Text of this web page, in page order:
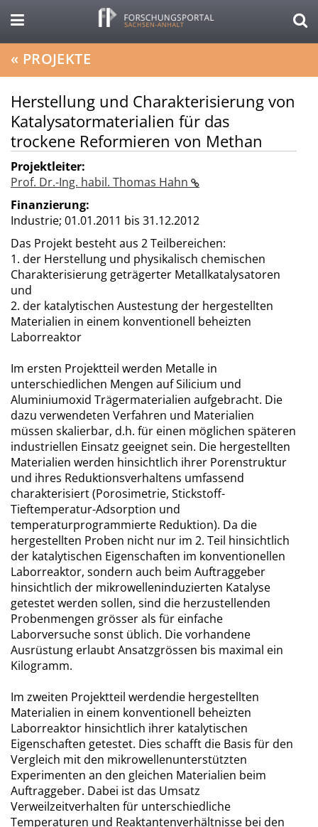
« PROJEKTE
Herstellung und Charakterisierung von
Katalysatormaterialien für das
trockene Reformieren von Methan
Projektleiter:
Prof. Dr.-Ing. habil. Thomas Hahn
Finanzierung:
Industrie; 01.01.2011 bis 31.12.2012
Das Projekt besteht aus 2 Teilbereichen:
1. der Herstellung und physikalisch chemischen
Charakterisierung geträgerter Metallkatalysatoren
und
2. der katalytischen Austestung der hergestellten
Materialien in einem konventionell beheizten
Laborreaktor
Im ersten Projektteil werden Metalle in
unterschiedlichen Mengen auf Silicium und
Aluminiumoxid Trägermaterialien aufgebracht. Die
dazu verwendeten Verfahren und Materialien
müssen skalierbar, d.h. für einen möglichen späteren
industriellen Einsatz geeignet sein. Die hergestellten
Materialien werden hinsichtlich ihrer Porenstruktur
und ihres Reduktionsverhaltens umfassend
charakterisiert (Porosimetrie, Stickstoff-
Tieftemperatur-Adsorption und
temperaturprogrammierte Reduktion). Da die
hergestellten Proben nicht nur im 2. Teil hinsichtlich
der katalytischen Eigenschaften im konventionellen
Laborreaktor, sondern auch beim Auftraggeber
hinsichtlich der mikrowelleninduzierten Katalyse
getestet werden sollen, sind die herzustellenden
Probenmengen grösser als für einfache
Laborversuche sonst üblich. Die vorhandene
Ausrüstung erlaubt Ansatzgrössen bis maximal ein
Kilogramm.
Im zweiten Projektteil werdendie hergestellten
Materialien in einem konventionell beheizten
Laborreaktor hinsichtlich ihrer katalytischen
Eigenschaften getestet. Dies schafft die Basis für den
Vergleich mit den mikrowellenunterstützten
Experimenten an den gleichen Materialien beim
Auftraggeber. Dabei ist das Umsatz
Verweilzeitverhalten für unterschiedliche
Temperaturen und Reaktantenverhältnisse bei den